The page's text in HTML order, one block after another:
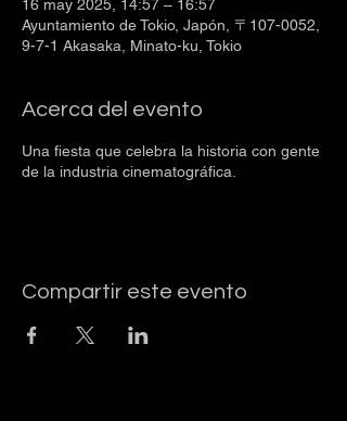
16 may 2025, 14:57 – 16:57
Ayuntamiento de Tokio, Japón, 〒107-0052,
9-7-1 Akasaka, Minato-ku, Tokio
Acerca del evento
Una fiesta que celebra la historia con gente
de la industria cinematográfica.
Compartir este evento